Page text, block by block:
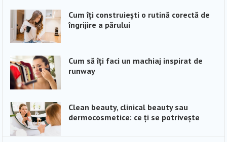
Cum îți construiești o rutină corectă de
îngrijire a părului
Cum să îți faci un machiaj inspirat de
runway
Clean beauty, clinical beauty sau
dermocosmetice: ce ți se potrivește